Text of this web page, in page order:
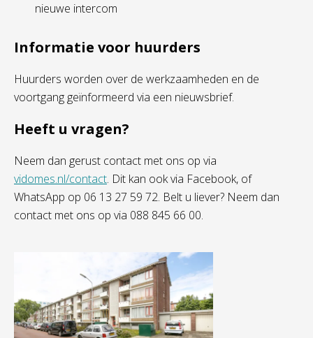
nieuwe intercom
Informatie voor huurders
Huurders worden over de werkzaamheden en de
voortgang geïnformeerd via een nieuwsbrief.
Heeft u vragen?
Neem dan gerust contact met ons op via
vidomes.nl/contact. Dit kan ook via Facebook, of
WhatsApp op 06 13 27 59 72. Belt u liever? Neem dan
contact met ons op via 088 845 66 00.